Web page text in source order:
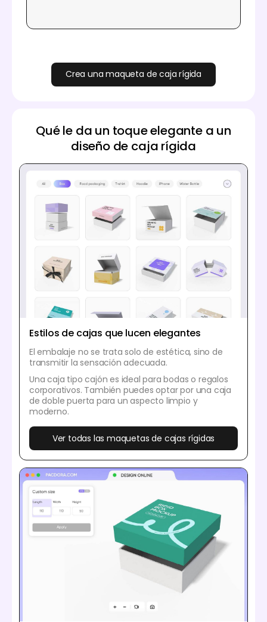
Crea una maqueta de caja rígida
Qué le da un toque elegante a un
diseño de caja rígida
Estilos de cajas que lucen elegantes
El embalaje no se trata solo de estética, sino de
transmitir la sensación adecuada.
Una caja tipo cajón es ideal para bodas o regalos
corporativos. También puedes optar por una caja
de doble puerta para un aspecto limpio y
moderno.
Ver todas las maquetas de cajas rígidas